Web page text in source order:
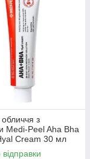
з
Medi-Peel Aha Bha
Cream 30 мл